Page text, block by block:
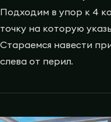
Подходим в упор к 4
точку на которую
Стараемся навести
слева от перил.